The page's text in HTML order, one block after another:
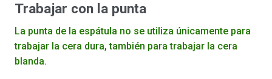
Trabajar con la punta
La punta de la espátula no se utiliza únicamente para
trabajar la cera dura, también para trabajar la cera
blanda.